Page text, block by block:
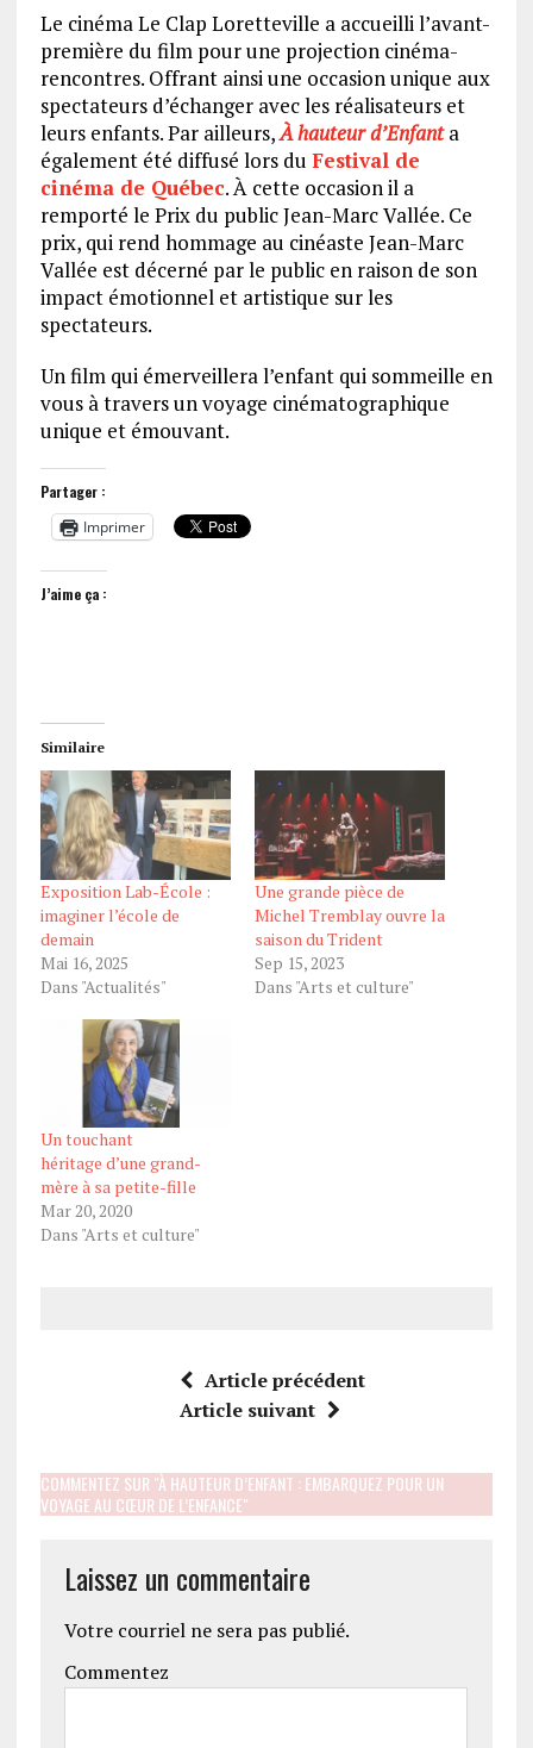
Le cinéma Le Clap Loretteville a accueilli l’avant-
première du film pour une projection cinéma-
rencontres. Offrant ainsi une occasion unique aux
spectateurs d’échanger avec les réalisateurs et
leurs enfants. Par ailleurs,À hauteur d’Enfant a
également été diffusé lors du Festival de
cinéma de Québec. À cette occasion il a
remporté le Prix du public Jean-Marc Vallée. Ce
prix, qui rend hommage au cinéaste Jean-Marc
Vallée est décerné par le public en raison de son
impact émotionnel et artistique sur les
spectateurs.
Un film qui émerveillera l’enfant qui sommeille en
vous à travers un voyage cinématographique
unique et émouvant.
Partager :
Imprimer
J’aime ça :
Similaire
Exposition Lab-École :
imaginer l’école de
demain
Mai 16, 2025
Dans "Actualités"
Une grande pièce de
Michel Tremblay ouvre la
saison du Trident
Sep 15, 2023
Dans "Arts et culture"
Un touchant
héritage d’une grand-
mère à sa petite-fille
Mar 20, 2020
Dans "Arts et culture"
Article précédent
Article suivant
COMMENTEZ SUR "À HAUTEUR D’ENFANT : EMBARQUEZ POUR UN
VOYAGE AU CŒUR DE L’ENFANCE"
Laissez un commentaire
Votre courriel ne sera pas publié.
Commentez